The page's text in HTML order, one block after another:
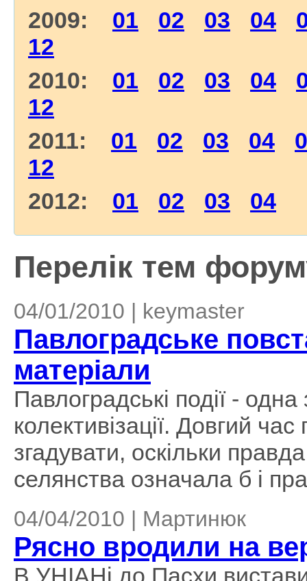
2009: 01 02 03 04
12
2010: 01 02 03 04
12
2011: 01 02 03 04
12
2012: 01 02 03 04
Перелік тем
04/01/2010 | keymaster
Павлоградське
матеріали
Павлоградські події - одна
колективізації. Довгий
згадувати, оскільки
селянства означала б і
04/04/2010 | Мартинюк
Рясно вродили на
В УНІАНі до Пасхи